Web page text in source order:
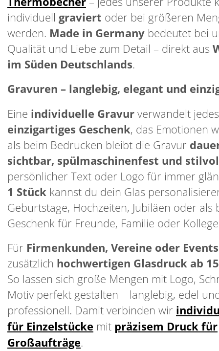
individuell graviert oder bei größeren
werden. Made in Germany bedeutet bei
Qualität und Liebe zum Detail – direkt aus
im Süden Deutschlands.
Gravuren – langlebig, elegant und
Eine individuelle Gravurverwandelt
einzigartiges Geschenk, das Emotionen
als beim Bedrucken bleibt die Gravur
sichtbar, spülmaschinenfest und
persönlicher Text oder Logo für immer
1 Stück kannst du dein Glas
Geburtstage, Hochzeiten, Jubiläen oder als
Geschenk für Freunde, Familie oder
Für Firmenkunden, Vereine oder Events
zusätzlich hochwertigen Glasdruck ab
So lassen sich große Mengen mit Logo,
Motiv perfekt gestalten – langlebig, edel
professionell. Damit verbinden wir
für Einzelstücke mit präzisem Druck für
Großaufträge.